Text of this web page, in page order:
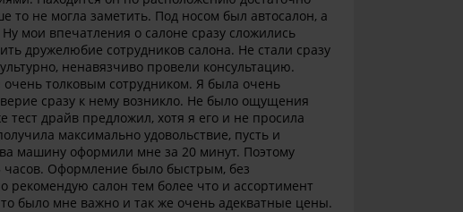
то не могла заметить. Под носом был автосалон, а
мои впечатления о салоне сразу сложились
дружелюбие сотрудников салона. Не стали сразу
ненавязчиво провели консультацию.
толковым сотрудником. Я была очень
сразу к нему возникло. Не было ощущения
тест драйв предложил, хотя я его и не просила
максимально удовольствие, пусть и
машину оформили мне за 20 минут. Поэтому
Оформление было быстрым, без
салон тем более что и ассортимент
было мне важно и так же очень адекватные цены.